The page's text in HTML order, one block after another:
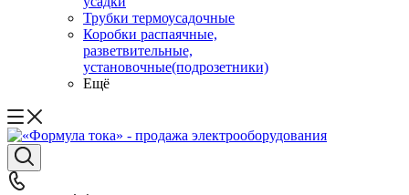
Трубки термоусадочные
Коробки распаячные,
разветвительные,
установочные(подрозетники)
Ещё